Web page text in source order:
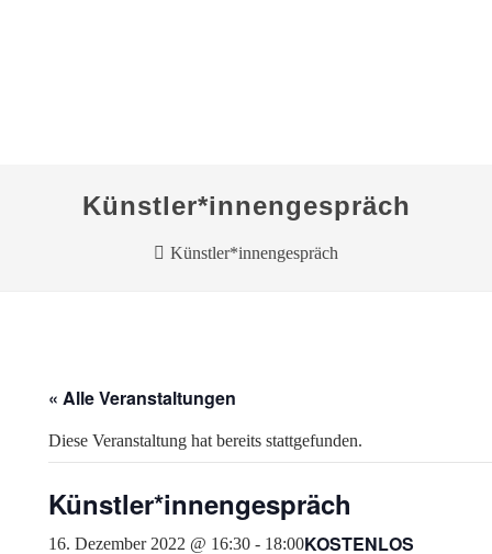
Künstler*innengespräch
Künstler*innengespräch
« Alle Veranstaltungen
Diese Veranstaltung hat bereits stattgefunden.
Künstler*innengespräch
16. Dezember 2022 @ 16:30 - 18:00KOSTENLOS